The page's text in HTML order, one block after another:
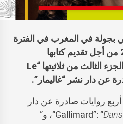
بجولة في المغرب في الفترة
من 21 إلى 26 أبريل 2025 من أجل تقديم كتابها
الثالث من ثلاثيتها “Le
عن دار نشر “غاليمار”.
روايات صادرة عن دار
“، و”